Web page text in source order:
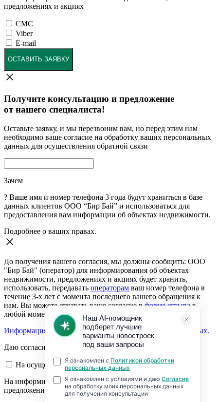
предложениях и акциях
СМС
Viber
E-mail
ОСТАВИТЬ ЗАЯВКУ
Получите консультацию и предложение
от нашего специалиста!
Оставьте заявку, и мы перезвоним вам, но перед этим нам
необходимо ваше согласие на обработку ваших персональных
данных для осуществления обратной связи
Зачем
? Ваше имя и номер телефона 3 года будут храниться в базе
данных клиентов ООО “Бир Бай” и использоваться для
предоставления вам информации об объектах недвижимости.
Подробнее о ваших правах.
До получения вашего согласия, мы должны сообщить: ООО
"Бир Бай" (оператор) для информирования об объектах
недвижимости, предложениях и акциях будет хранить,
использовать, передавать операторам ваш номер телефона в
течение 3-х лет с момента последнего вашего обращения к
нам. Вы можете отозвать ваше согласие вформе отзывав
любой момент.
Информация о согласии на обработку персональных данных.
Даю согласие:
На осуществление обратной связи
На информирование об объектах недвижимости,
предложениях и акциях